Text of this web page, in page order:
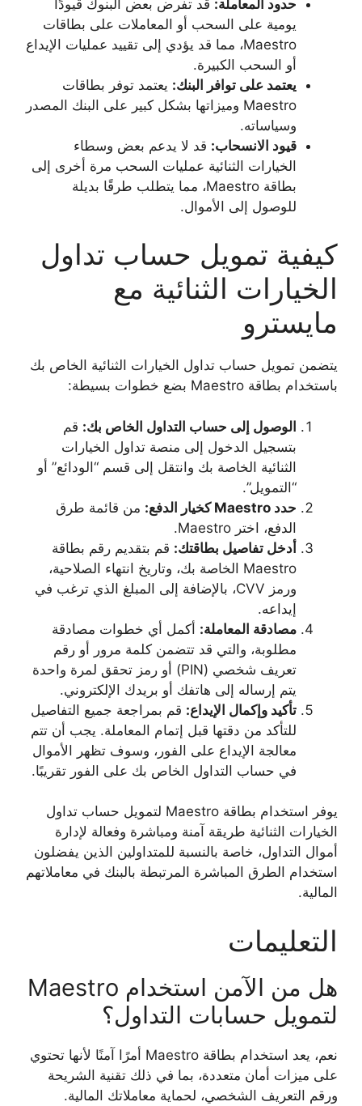
حدود المعاملة: قد تفرض بعض البنوك قيودًا
يومية على السحب أو المعاملات على بطاقات
Maestro، مما قد يؤدي إلى تقييد عمليات الإيداع
أو السحب الكبيرة.
يعتمد على توافر البنك: يعتمد توفر بطاقات
Maestro وميزاتها بشكل كبير على البنك المصدر
وسياساته.
قيود الانسحاب: قد لا يدعم بعض وسطاء
الخيارات الثنائية عمليات السحب مرة أخرى إلى
بطاقة Maestro، مما يتطلب طرقًا بديلة
للوصول إلى الأموال.
كيفية تمويل حساب تداول
الخيارات الثنائية مع
مايسترو
يتضمن تمويل حساب تداول الخيارات الثنائية الخاص بك
باستخدام بطاقة Maestro بضع خطوات بسيطة:
الوصول إلى حساب التداول الخاص بك: قم
بتسجيل الدخول إلى منصة تداول الخيارات
الثنائية الخاصة بك وانتقل إلى قسم “الودائع” أو
“التمويل”.
حدد Maestro كخيار الدفع:
من قائمة طرق
الدفع، اختر Maestro.
أدخل تفاصيل بطاقتك: قم بتقديم رقم بطاقة
Maestro الخاصة بك، وتاريخ انتهاء الصلاحية،
ورمز CVV، بالإضافة إلى المبلغ الذي ترغب في
إيداعه.
مصادقة المعاملة: أكمل أي خطوات مصادقة
مطلوبة، والتي قد تتضمن كلمة مرور أو رقم
تعريف شخصي (PIN) أو رمز تحقق لمرة واحدة
يتم إرساله إلى هاتفك أو بريدك الإلكتروني.
تأكيد وإكمال الإيداع: قم بمراجعة جميع التفاصيل
للتأكد من دقتها قبل إتمام المعاملة. يجب أن تتم
معالجة الإيداع على الفور، وسوف تظهر الأموال
في حساب التداول الخاص بك على الفور تقريبًا.
يوفر استخدام بطاقة Maestro لتمويل حساب تداول
الخيارات الثنائية طريقة آمنة ومباشرة وفعالة لإدارة
أموال التداول، خاصة بالنسبة للمتداولين الذين يفضلون
استخدام الطرق المباشرة المرتبطة بالبنك في معاملاتهم
المالية.
التعليمات
هل من الآمن استخدام Maestro
لتمويل حسابات التداول؟
نعم، يعد استخدام بطاقة Maestro أمرًا آمنًا لأنها تحتوي
على ميزات أمان متعددة، بما في ذلك تقنية الشريحة
ورقم التعريف الشخصي، لحماية معاملاتك المالية.